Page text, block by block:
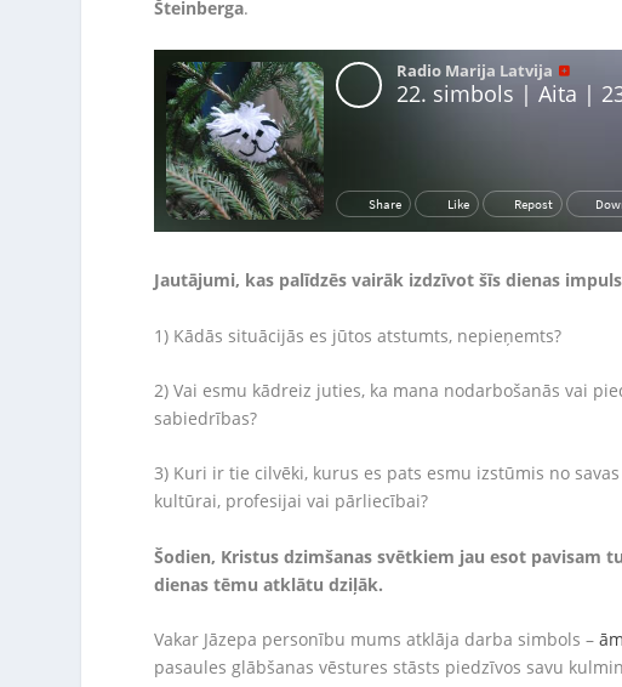
Šteinberga.
Jautājumi, kas palīdzēs vairāk izdzīvot šīs dienas
1) Kādās situācijās es jūtos atstumts, nepieņemts?
2) Vai esmu kādreiz juties, ka mana nodarbošanās vai
sabiedrības?
3) Kuri ir tie cilvēki, kurus es pats esmu izstūmis no
kultūrai, profesijai vai pārliecībai?
Šodien, Kristus dzimšanas svētkiem jau esot pavisam
dienas tēmu atklātu dziļāk.
Vakar Jāzepa personību mums atklāja darba simbols –
pasaules glābšanas vēstures stāsts piedzīvos savu